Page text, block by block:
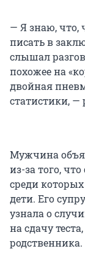
— Я знаю, что,
писать в
слышал
похожее на
двойная
статистики, —
Мужчина
из-за того,
среди
дети. Его
узнала о
на сдачу
родственника.